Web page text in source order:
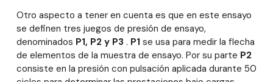
Otro aspecto a tener en cuenta es que en este ensayo
se definen tres juegos de presión de ensayo,
denominados P1, P2 y P3 . P1 se usa para medir la flecha
de elementos de la muestra de ensayo. Por su parte P2
consiste en la presión con pulsación aplicada durante 50